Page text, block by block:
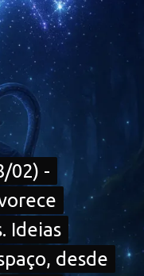
02) -
Ideias
desde
02) -
Ideias
desde